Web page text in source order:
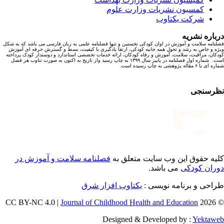
کمسیون نشریات وزارت علوم
شرکت یکتاوب
نشریه
سلامت و آموزش در اوان کودکی نخستین و تنها فصلنامه علمی به زبان فارسی می باشد که به شکل
و خاص به رشد و تحول همه جانبه کودکی، ارتقا یادگیری با کیفیت، بسط و گسترش حرفه ای آموزش
مراقبت، سلامت، آموزش و رفاه کودکان، ارائه خدمات تخصصی استاندارد و دوستدار کودک پرداخته
است. شماره اول فصلنامه در پاییز سال ۱۳۹۹ به چاپ رسید واز تاریخ به اکنون به صورت تناوب هر فصل
۶ مقاله پژوهشی به چاپ رسیده است.
حقوق این وب سایت متعلق بهفصلنامه سلامت و آموزش در
کودکیمی باشد.
و برنامه نویسی : یکتاوب افزار شرق
©
Journal of Childhood Health and Education
Designed & Developed by :